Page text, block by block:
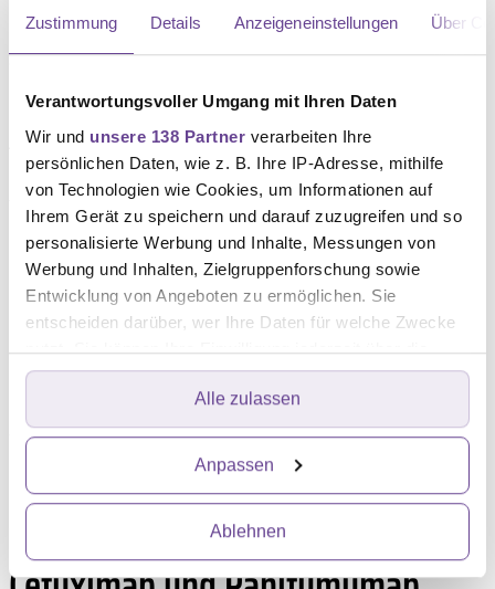
Zustimmung Details Anzeigeneinstellungen Über
Verantwortungsvoller Umgang mit Ihren Daten
Wir und unsere 138 Partner verarbeiten Ihre
persönlichen Daten, wie z. B. Ihre IP-Adresse, mithilfe
von Technologien wie Cookies, um Informationen auf
Ihrem Gerät zu speichern und darauf zuzugreifen und so
personalisierte Werbung und Inhalte, Messungen von
Werbung und Inhalten, Zielgruppenforschung sowie
Entwicklung von Angeboten zu ermöglichen. Sie
entscheiden darüber, wer Ihre Daten für welche Zwecke
nutzt. Sie können Ihre Einwilligung jederzeit über die
Cookie-Erklärung oder durch Klicken auf das Privacy
Trigger Symbol ändern oder widerrufen
Erfahren Sie mehr darüber, wie Ihre persönlichen Daten
verarbeitet werden, und legen Sie Ihre Präferenzen im
Abschnitt Einzelheitenfest.
Wir verwenden Dienste von Drittanbietern, die
Alle zulassen
Anpassen
Ablehnen
Mögliche Nebenwirkungen sind Bluthochdruck,
eiweißhaltiger Urin (Proteinurie) oder seltener ein
Darmdurchbruch.
Afliberceptsetzt sich aus den Teilen eines Antikörpers
und zweier VEGF-Rezeptoren zusammen. Damit
fungiert es gewissermaßen als „doppelter“ VEGF-
Hemmer. Aflibercept kann Bluthochdruck, Blutungen,
Embolien oder Proteinurie mit sich bringen.
Ramucirumabgehört zu den VEGF-Rezeptor-Blockern:
Gefäß-Wachstumsfaktor, den VEGF-Rezeptor Typ 2
(VEGFR-2), sodass das Wachstumssignal nicht
weitergereicht werden kann. Zu den relevanten
Nebenwirkungen zählen ein Mangel an bestimmten
Immunzellen (Neutropenie) und Bluthochdruck.